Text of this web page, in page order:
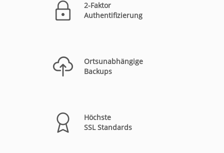
2-Faktor
Authentifizierung
Ortsunabhängige
Backups
Höchste
SSL Standards